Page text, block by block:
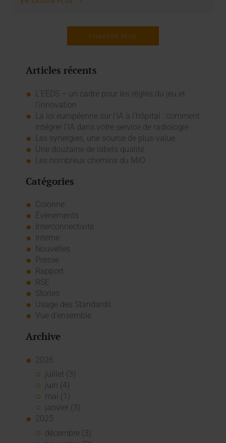
CHARGER PLUS
Articles récents
L’EEDS – un cadre pour les règles du jeu et
l’innovation
La loi européenne sur l'IA à l'hôpital : comment
intégrer l'IA dans votre service de radiologie
Les synergies, une source de plus-value
Une douzaine de labels qualité
Les nombreux chemins du MIO
Catégories
Colonne
Événements
Interconnectivité
Interne
Nouvelles
Presse
Rapport
RSE
Stories
Usage des Standards
Vue d'ensemble
Archive
2026
juillet (3)
juin (4)
mai (1)
janvier (3)
2025
décembre (3)